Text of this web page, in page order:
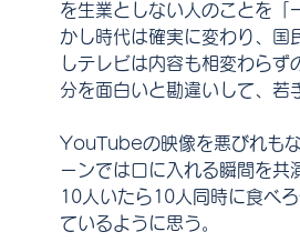
を生業としない人のことを「
かし時代は確実に変わり、国
しテレビは内容も相変わら
分を面白いと勘違いして、若
YouTubeの映像を悪びれも
ーンでは口に入れる瞬間を共
10人いたら10人同時に食べ
ているように思う。